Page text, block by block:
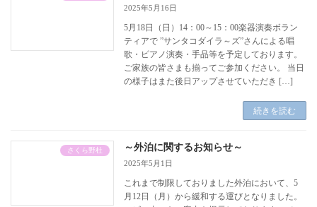
2025年5月16日
5月18日（日）14：00～15：00楽器演奏ボラン
ティアで ”サンタコダイラ～ズ”さんによる唱
歌・ピアノ演奏・手品等を予定しております。
ご家族の皆さまも揃ってご参加ください。 当日
の様子はまた後日アップさせていただき […]
続きを読む
さくら野杜 ～外泊に関するお知らせ～
2025年5月1日
これまで制限しておりました外泊において、5
月12日（月）から緩和する運びとなりました。